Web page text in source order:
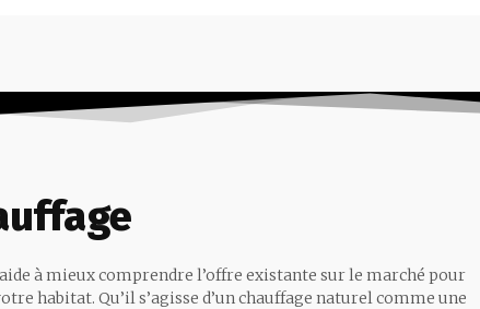
à mieux comprendre l’offre existante sur le marché pour
habitat. Qu’il s’agisse d’un chauffage naturel comme une